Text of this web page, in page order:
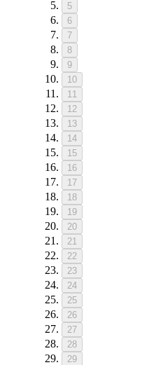
5
6
7
8
9
10
11
12
13
14
15
16
17
18
19
20
21
22
23
24
25
26
27
28
29